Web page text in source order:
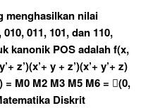
menghasilkan nilai
011, 101, dan 110,
kanonik POS adalah f(x,
z’)(x’+ y + z’)(x’+ y’+ z)
M0 M2 M3 M5 M6 = (0,
Diskrit